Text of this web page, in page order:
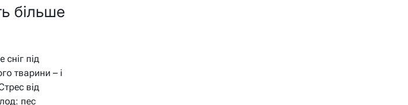
більше
сніг під
тварини – і
від
пес